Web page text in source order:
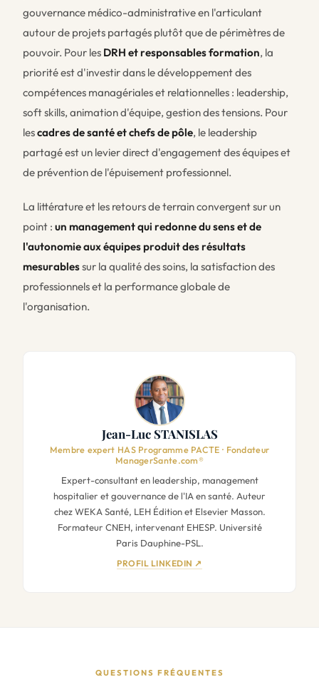
gouvernance médico-administrative en l'articulant
autour de projets partagés plutôt que de périmètres de
pouvoir. Pour les DRH et responsables formation, la
priorité est d'investir dans le développement des
compétences managériales et relationnelles : leadership,
soft skills, animation d'équipe, gestion des tensions. Pour
lescadres de santé et chefs de pôle, le leadership
partagé est un levier direct d'engagement des équipes et
de prévention de l'épuisement professionnel.
La littérature et les retours de terrain convergent sur un
point : un management qui redonne du sens et de
l'autonomie aux équipes produit des résultats
mesurablessur la qualité des soins, la satisfaction des
professionnels et la performance globale de
l'organisation.
Jean-Luc STANISLAS
Membre expert HAS Programme PACTE · Fondateur
ManagerSante.com®
Expert-consultant en leadership, management
hospitalier et gouvernance de l'IA en santé. Auteur
chez WEKA Santé, LEH Édition et Elsevier Masson.
Formateur CNEH, intervenant EHESP. Université
Paris Dauphine-PSL.
PROFIL LINKEDIN ↗
QUESTIONS FRÉQUENTES